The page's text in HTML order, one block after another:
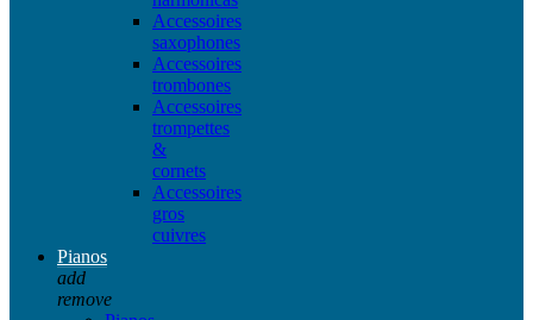
Accessoires
saxophones
Accessoires
trombones
Accessoires
trompettes
&
cornets
Accessoires
gros
cuivres
Pianos
add
remove